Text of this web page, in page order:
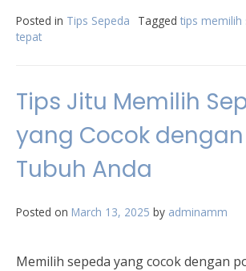
Posted in Tips Sepeda Tagged tips memilih
tepat
Tips Jitu Memilih
yang Cocok
Tubuh Anda
Posted on March 13, 2025 by adminamm
Memilih sepeda yang cocok dengan